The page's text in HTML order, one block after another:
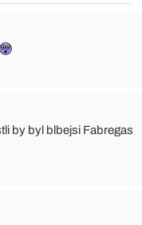
by byl blbejsi Fabregas